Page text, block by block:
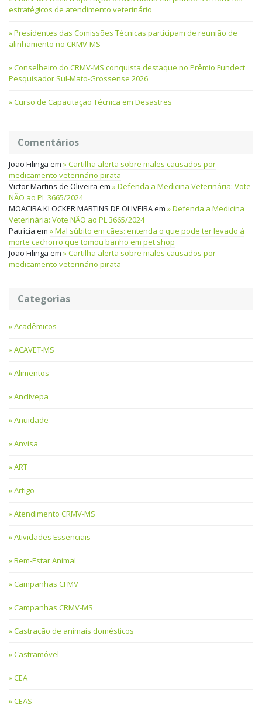
estratégicos de atendimento veterinário
Presidentes das Comissões Técnicas participam de reunião de
alinhamento no CRMV-MS
Conselheiro do CRMV-MS conquista destaque no Prêmio Fundect
Pesquisador Sul-Mato-Grossense 2026
Curso de Capacitação Técnica em Desastres
Comentários
João Filinga em
Cartilha alerta sobre males causados por
medicamento veterinário pirata
Victor Martins de Oliveira em
Defenda a Medicina Veterinária: Vote
NÃO ao PL 3665/2024
MOACIRA KLOCKER MARTINS DE OLIVEIRAem
Defenda a Medicina
Veterinária: Vote NÃO ao PL 3665/2024
Patrícia em
Mal súbito em cães: entenda o que pode ter levado à
morte cachorro que tomou banho em pet shop
João Filinga em
Cartilha alerta sobre males causados por
medicamento veterinário pirata
Categorias
Acadêmicos
ACAVET-MS
Alimentos
Anclivepa
Anuidade
Anvisa
ART
Artigo
Atendimento CRMV-MS
Atividades Essenciais
Bem-Estar Animal
Campanhas CFMV
Campanhas CRMV-MS
Castração de animais domésticos
Castramóvel
CEA
CEAS